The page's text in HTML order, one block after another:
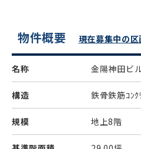
物件概要 現在募集中の
名称 金陽神田ビ
構造 鉄骨鉄筋ｺﾝｸ
規模 地上8階